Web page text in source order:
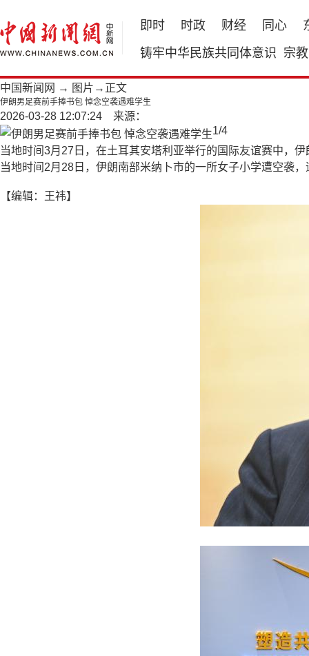
即时 时政 财经 同心
铸牢中华民族共同体意识 宗教
中国新闻网 → 图片 →正文
伊朗男足赛前手捧书包 悼念空袭遇难学生
2026-03-28 12:07:24 来源：
1/4
当地时间3月27日，在土耳其安塔利亚举行的国际友谊赛中，
当地时间2月28日，伊朗南部米纳卜市的一所女子小学遭空袭
【编辑：王祎】